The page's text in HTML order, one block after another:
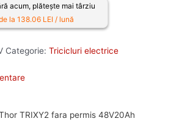
acum, plătește mai târziu
la 138.06 LEI / lună
Categorie: Tricicluri electrice
TRIXY2 fara permis 48V20Ah